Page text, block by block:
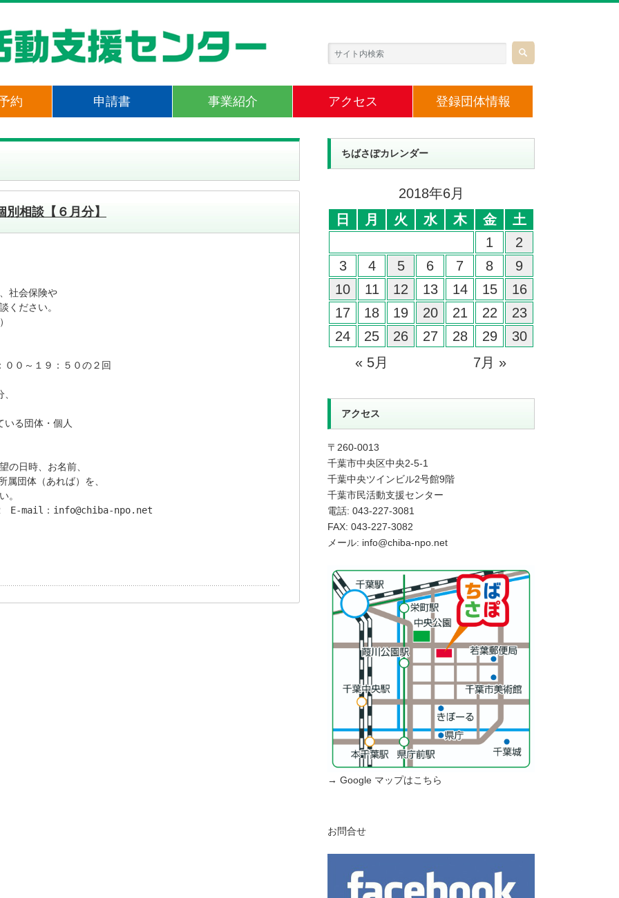
約 申請書 事業紹介 アクセス 登録団体情報
相談【６月分】
社会保険や
ください。
０～１９：５０の２回
いる団体・個人
の日時、お名前、
団体（あれば）を、
。
　E-mail：info@chiba-npo.net
ちばさぽカレンダー
2018年6月
日
月 火 水 木 金 土
« 5月 7月 »
1
2
3
4 5 6 7 8
9
10
11 12 13 14 15
16
17
18 19 20 21 22
23
24
25 26 27 28 29 30
アクセス
〒260-0013
千葉市中央区中央2-5-1
千葉中央ツインビル2号館9階
千葉市民活動支援センター
電話: 043-227-3081
FAX: 043-227-3082
メール: info@chiba-npo.net
→ Google マップはこちら
お問合せ